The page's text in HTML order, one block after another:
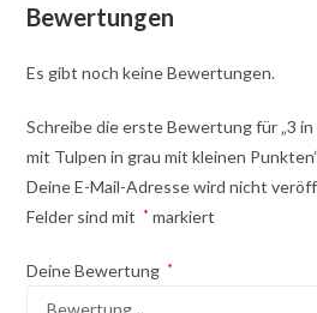
Bewertungen
Es gibt noch keine Bewertungen.
Schreibe die erste Bewertung für „3
mit Tulpen in grau mit kleinen
Deine E-Mail-Adresse wird nicht
Felder sind mit
* markiert
Deine Bewertung *